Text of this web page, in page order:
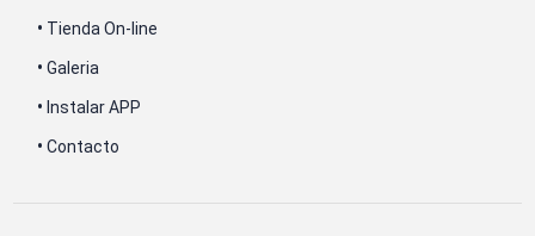
• Tienda On-line
• Galeria
• Instalar APP
• Contacto